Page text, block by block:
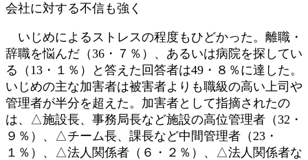
会社に対する不信も強く
いじめによるストレスの程度もひどかった。離職・
辞職を悩んだ（36・７％）、あるいは病院を探してい
る（13・１％）と答えた回答者は49・８％に達した。
いじめの主な加害者は被害者よりも職級の高い上司や
管理者が半分を超えた。加害者として指摘されたの
は、△施設長、事務局長など施設の高位管理者（32・
９％）、△チーム長、課長など中間管理者（23・
１％）、△法人関係者（６・２％）、△法人関係者な